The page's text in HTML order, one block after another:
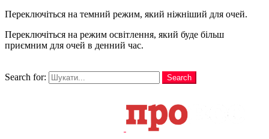
Переключіться на темний режим, який ніжніший для очей.
Переключіться на режим освітлення, який буде більш
приємним для очей в денний час.
Search for:
Search